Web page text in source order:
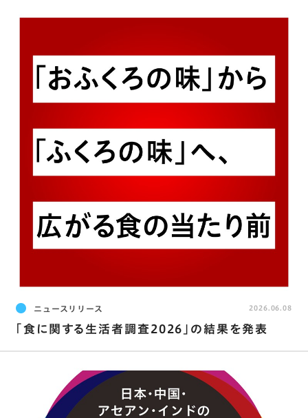
ニュースリリース
｢食に関する生活者調査2026｣の結果を発表
2026.06.08